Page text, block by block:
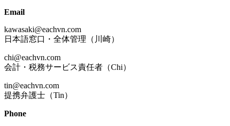
Email
kawasaki@eachvn.com
日本語窓口・全体管理（川崎）
chi@eachvn.com
会計・税務サービス責任者（Chi）
tin@eachvn.com
提携弁護士（Tin）
Phone